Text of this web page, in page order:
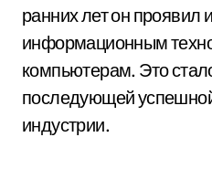
ранних лет он проявил
информационным
компьютерам. Это
последующей
индустрии.